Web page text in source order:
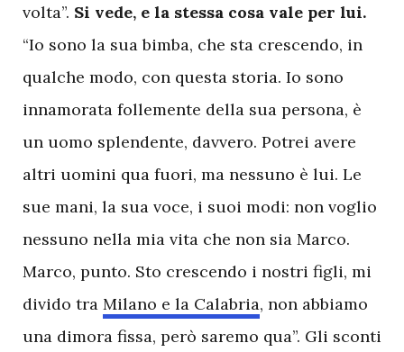
volta”. Si vede, e la stessa cosa vale per lui.
“Io sono la sua bimba, che sta crescendo, in
qualche modo, con questa storia. Io sono
innamorata follemente della sua persona, è
un uomo splendente, davvero. Potrei avere
altri uomini qua fuori, ma nessuno è lui. Le
sue mani, la sua voce, i suoi modi: non voglio
nessuno nella mia vita che non sia Marco.
Marco, punto. Sto crescendo i nostri figli, mi
divido tra Milano e la Calabria, non abbiamo
una dimora fissa, però saremo qua”. Gli sconti